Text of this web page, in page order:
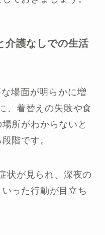
介護なしでの生活
場面が明らかに増
、着替えの失敗や食
所がわからないと
階です。
状が見られ、深夜の
った行動が目立ち